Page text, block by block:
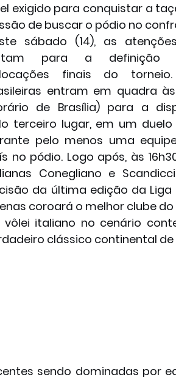
exigido para conquistar a
de buscar o pódio no
sábado (14), as
para a definição
finais do
entram em quadra às
de Brasília) para a
terceiro lugar, em um duelo
pelo menos uma
no pódio. Logo após, às
Conegliano e
da última edição da
coroará o melhor clube
vôlei italiano no cenário
clássico continental
sendo dominadas por